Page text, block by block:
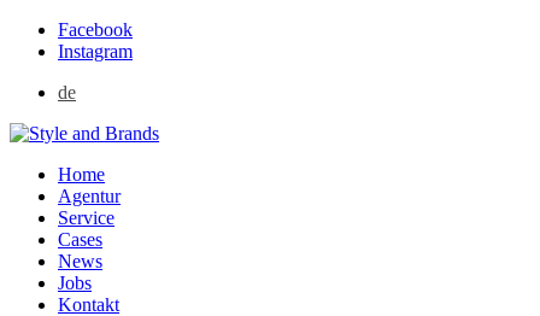
Facebook
Instagram
de
Home
Agentur
Service
Cases
News
Jobs
Kontakt